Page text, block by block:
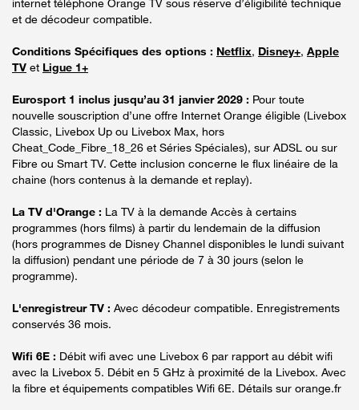
et de décodeur compatible.
Conditions Spécifiques des options : Netflix, Disney+, Apple
TV et Ligue 1+
Eurosport 1 inclus jusqu’au 31 janvier 2029 : Pour toute
nouvelle souscription d’une offre Internet Orange éligible (Livebox
Classic, Livebox Up ou Livebox Max, hors
Cheat_Code_Fibre_18_26 et Séries Spéciales), sur ADSL ou sur
Fibre ou Smart TV. Cette inclusion concerne le flux linéaire de la
chaine (hors contenus à la demande et replay).
La TV d'Orange : La TV à la demande Accès à certains
programmes (hors films) à partir du lendemain de la diffusion
(hors programmes de Disney Channel disponibles le lundi suivant
la diffusion) pendant une période de 7 à 30 jours (selon le
programme).
L'enregistreur TV : Avec décodeur compatible. Enregistrements
conservés 36 mois.
Wifi 6E : Débit wifi avec une Livebox 6 par rapport au débit wifi
avec la Livebox 5. Débit en 5 GHz à proximité de la Livebox. Avec
la fibre et équipements compatibles Wifi 6E. Détails sur orange.fr